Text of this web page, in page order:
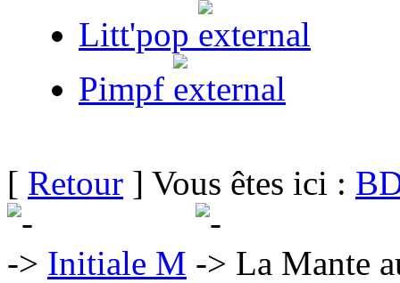
Litt'pop
Pimpf
[ Retour ] Vous êtes ici :
Initiale M
La Mante